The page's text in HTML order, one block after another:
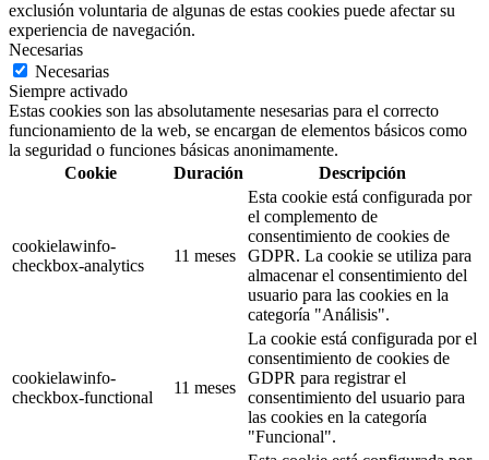
exclusión voluntaria de algunas de estas cookies puede afectar su
experiencia de navegación.
Necesarias
Necesarias
Siempre activado
Estas cookies son las absolutamente nesesarias para el correcto
funcionamiento de la web, se encargan de elementos básicos como
la seguridad o funciones básicas anonimamente.
Cookie
Duración Descripción
cookielawinfo-
checkbox-analytics
11 meses
Esta cookie está configurada por
el complemento de
consentimiento de cookies de
GDPR. La cookie se utiliza para
almacenar el consentimiento del
usuario para las cookies en la
categoría "Análisis".
cookielawinfo-
checkbox-functional
11 meses
La cookie está configurada por el
consentimiento de cookies de
GDPR para registrar el
consentimiento del usuario para
las cookies en la categoría
"Funcional".